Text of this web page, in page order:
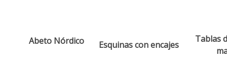
Abeto Nórdico Esquinas con encajes
Tablas